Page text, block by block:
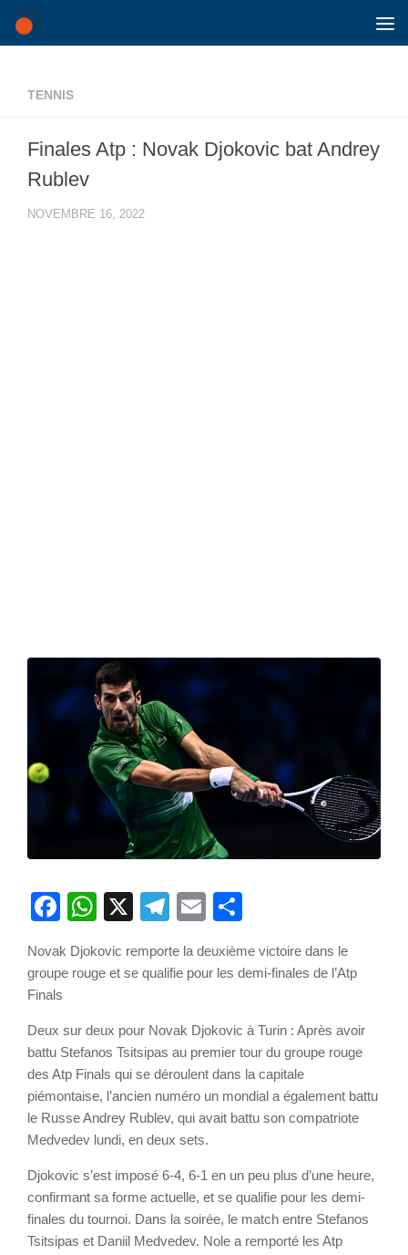
Skip to content
TENNIS
Finales Atp : Novak Djokovic bat Andrey
Rublev
NOVEMBRE 16, 2022
Facebook
WhatsApp
X Telegram
Email
Novak Djokovic remporte la deuxième victoire dans le
groupe rouge et se qualifie pour les demi-finales de l’Atp
Finals
Deux sur deux pour Novak Djokovic à Turin : Après avoir
battu Stefanos Tsitsipas au premier tour du groupe rouge
des Atp Finals qui se déroulent dans la capitale
piémontaise, l’ancien numéro un mondial a également battu
le Russe Andrey Rublev, qui avait battu son compatriote
Medvedev lundi, en deux sets.
Djokovic s’est imposé 6-4, 6-1 en un peu plus d’une heure,
confirmant sa forme actuelle, et se qualifie pour les demi-
finales du tournoi. Dans la soirée, le match entre Stefanos
Tsitsipas et Daniil Medvedev. Nole a remporté les Atp